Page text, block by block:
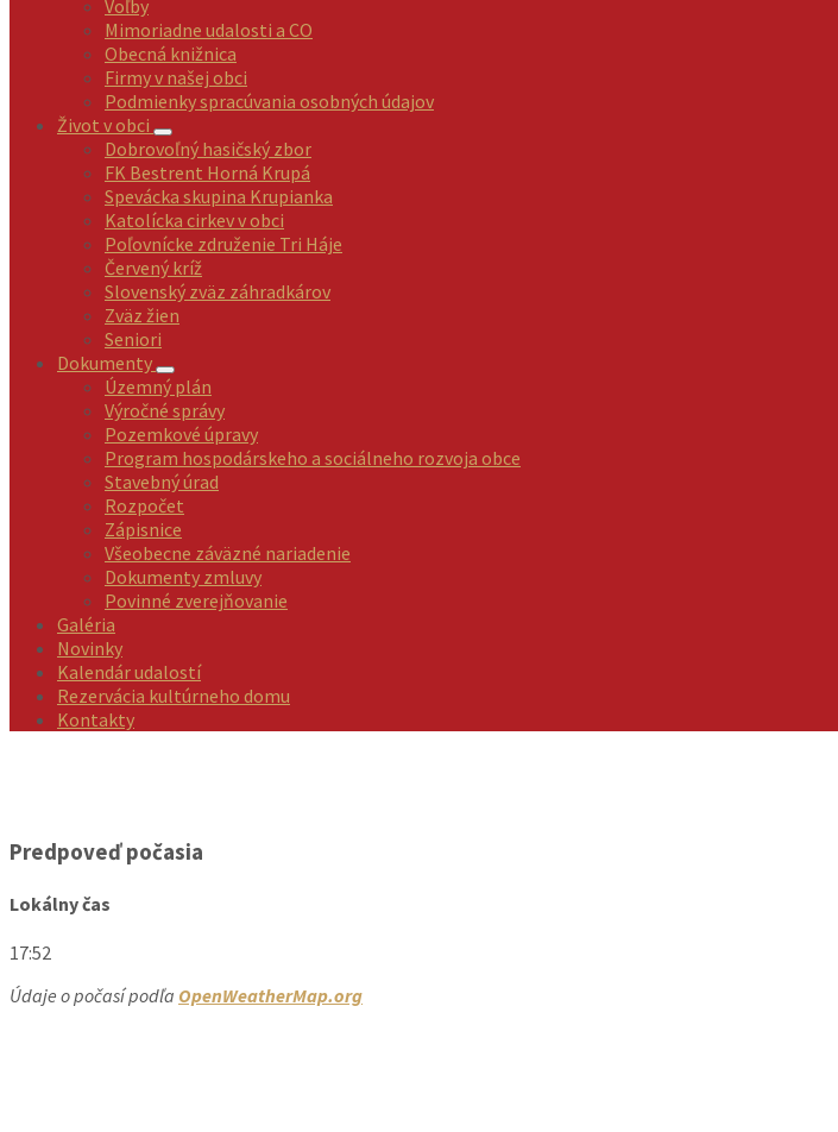
Voľby
Mimoriadne udalosti a CO
Obecná knižnica
Firmy v našej obci
Podmienky spracúvania osobných údajov
Život v obci
Dobrovoľný hasičský zbor
FK Bestrent Horná Krupá
Spevácka skupina Krupianka
Katolícka cirkev v obci
Poľovnícke združenie Tri Háje
Červený kríž
Slovenský zväz záhradkárov
Zväz žien
Seniori
Dokumenty
Územný plán
Výročné správy
Pozemkové úpravy
Program hospodárskeho a sociálneho rozvoja obce
Stavebný úrad
Rozpočet
Zápisnice
Všeobecne záväzné nariadenie
Dokumenty zmluvy
Povinné zverejňovanie
Galéria
Novinky
Kalendár udalostí
Rezervácia kultúrneho domu
Kontakty
Predpoveď počasia
Lokálny čas
17:52
Údaje o počasí podľa OpenWeatherMap.org